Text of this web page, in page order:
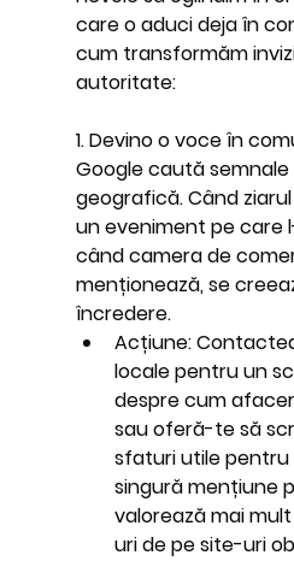
care o aduci deja în
cum transformăm
autoritate:
1. Devino o voce în
Google caută
geografică. Când
un eveniment pe care
când camera de
menționează, se
încredere.
Acțiune:
locale pentru un
despre cum
sau oferă-te să
sfaturi utile pentru
singură mențiune
valorează mai
uri de pe site-uri